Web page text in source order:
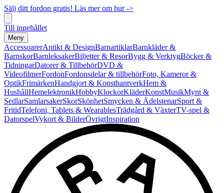
Sälj ditt fordon gratis! Läs mer om hur ->
Till innehållet
Meny
AccessoarerAntikt & DesignBarnartiklarBarnkläder &
BarnskorBarnleksakerBiljetter & ResorBygg & VerktygBöcker &
TidningarDatorer & TillbehörDVD &
VideofilmerFordonFordonsdelar & tillbehörFoto, Kameror &
OptikFrimärkenHandgjort & KonsthantverkHem &
HushållHemelektronikHobbyKlockorKläderKonstMusikMynt &
SedlarSamlarsakerSkorSkönhetSmycken & ÄdelstenarSport &
FritidTelefoni, Tablets & WearablesTrädgård & VäxterTV-spel &
DatorspelVykort & BilderÖvrigtInspiration